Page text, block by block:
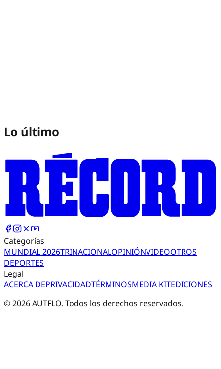
Lo último
Categorías
MUNDIAL 2026TRINACIONALOPINIÓNVIDEOOTROS
DEPORTES
Legal
ACERCA DEPRIVACIDADTÉRMINOSMEDIA KITEDICIONES
©2026AUTFLO. Todos los derechos reservados.